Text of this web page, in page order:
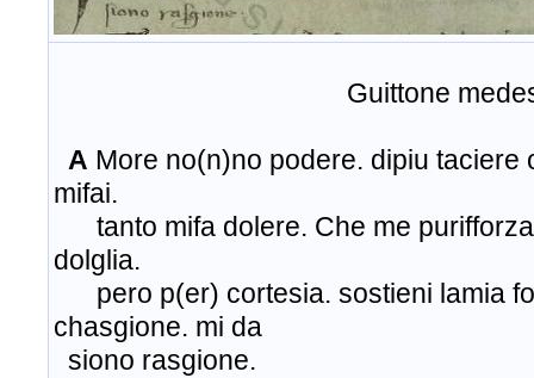
Guittone
A More no(n)no podere. dipiu taciere
mifai.
tanto mifa dolere. Che me
dolglia.
pero p(er) cortesia. sostieni lamia
chasgione. mi da
siono rasgione.